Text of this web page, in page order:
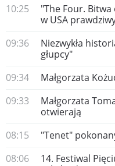
10:25
"The Four. Bitwa
w USA
09:36
Niezwykła
głupcy"
09:34
Małgorzata
09:33
Małgorzata
otwierają
08:15
"Tenet"
08:06
14. Festiwal